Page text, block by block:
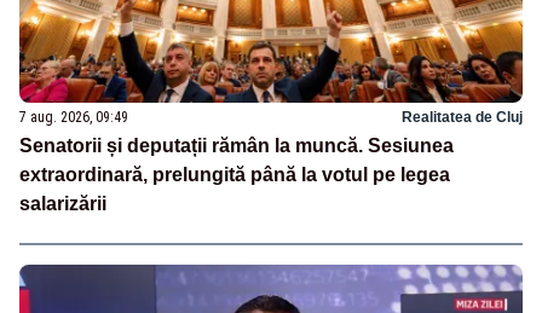
7 aug. 2026, 09:49 Realitatea de Cluj
Senatorii și deputații rămân la muncă. Sesiunea
extraordinară, prelungită până la votul pe legea
salarizării